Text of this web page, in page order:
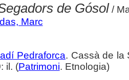
de Gósol/
Marc
Pedraforca. Cassà de la
il. (Patrimoni. Etnologia)